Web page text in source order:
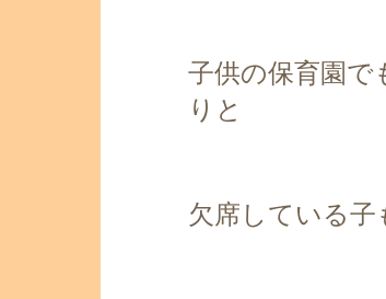
子供の保育園で
りと
欠席している子